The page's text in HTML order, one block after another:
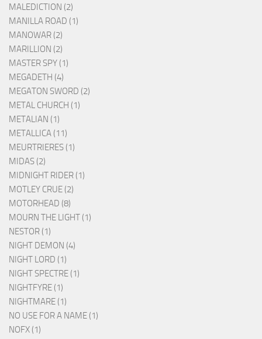
MALEDICTION (2)
MANILLA ROAD (1)
MANOWAR (2)
MARILLION (2)
MASTER SPY (1)
MEGADETH (4)
MEGATON SWORD (2)
METAL CHURCH (1)
METALIAN (1)
METALLICA (11)
MEURTRIERES (1)
MIDAS (2)
MIDNIGHT RIDER (1)
MOTLEY CRUE (2)
MOTORHEAD (8)
MOURN THE LIGHT (1)
NESTOR (1)
NIGHT DEMON (4)
NIGHT LORD (1)
NIGHT SPECTRE (1)
NIGHTFYRE (1)
NIGHTMARE (1)
NO USE FOR A NAME (1)
NOFX (1)